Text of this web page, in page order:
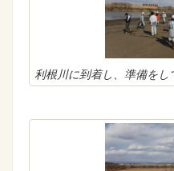
利根川に到着し、準備をし